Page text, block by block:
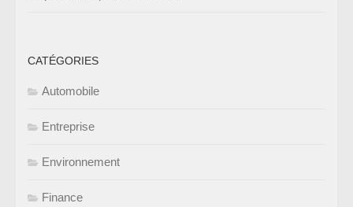
CATÉGORIES
Automobile
Entreprise
Environnement
Finance